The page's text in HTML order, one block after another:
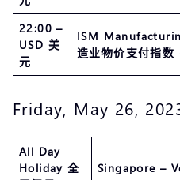
22:00 –
USD 美
元
ISM
造业物价支付指数
Friday, May 26,
All Day
Holiday 全
Singapore –